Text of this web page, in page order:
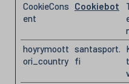
CookieCons
ent
Cookiebot
hoyrymoott
ori_country
santasport.
fi